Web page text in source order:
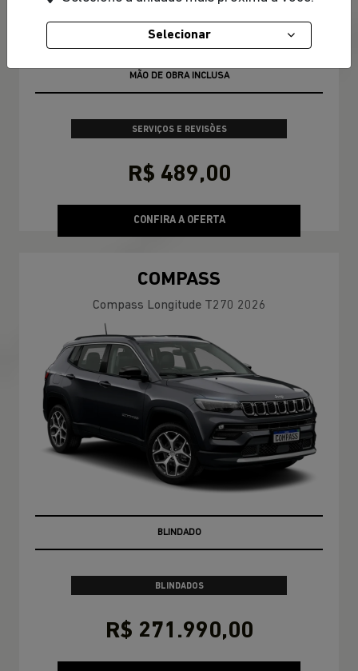
3X R$163,00 SEM JUROS
SERVIÇOS E REVISÕES
R$ 489,00
CONFIRA A OFERTA
COMPASS
Compass Longitude T270 2026
PRONTA ENTREGA
BLINDADOS
R$ 271.990,00
Selecionar